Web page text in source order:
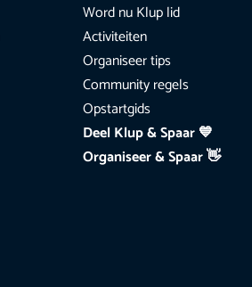
Word nu Klup lid
Activiteiten
Organiseer tips
Community regels
Opstartgids
Deel Klup & Spaar 💙
Organiseer & Spaar 👋